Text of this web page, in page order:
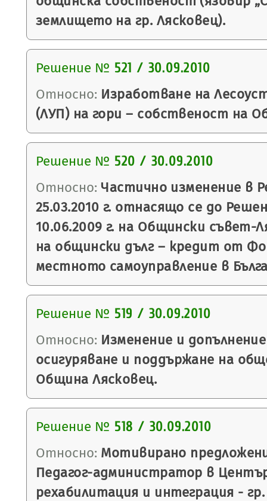
землището на гр. Лясковец).
Решение № 521 / 30.09.2010
Относно: Изработване на
(ЛУП) на гори – собственост на
Решение № 520 / 30.09.2010
Относно: Частично изменение в
25.03.2010 г. отнасящо се до
10.06.2009 г. на Общински съвет-
на общински дълг – кредит от
местното самоуправление в
Решение № 519 / 30.09.2010
Относно: Изменение и
осигуряване и поддържане на
Община Лясковец.
Решение № 518 / 30.09.2010
Относно: Мотивирано
Педагог-администратор в
рехабилитация и интеграция -